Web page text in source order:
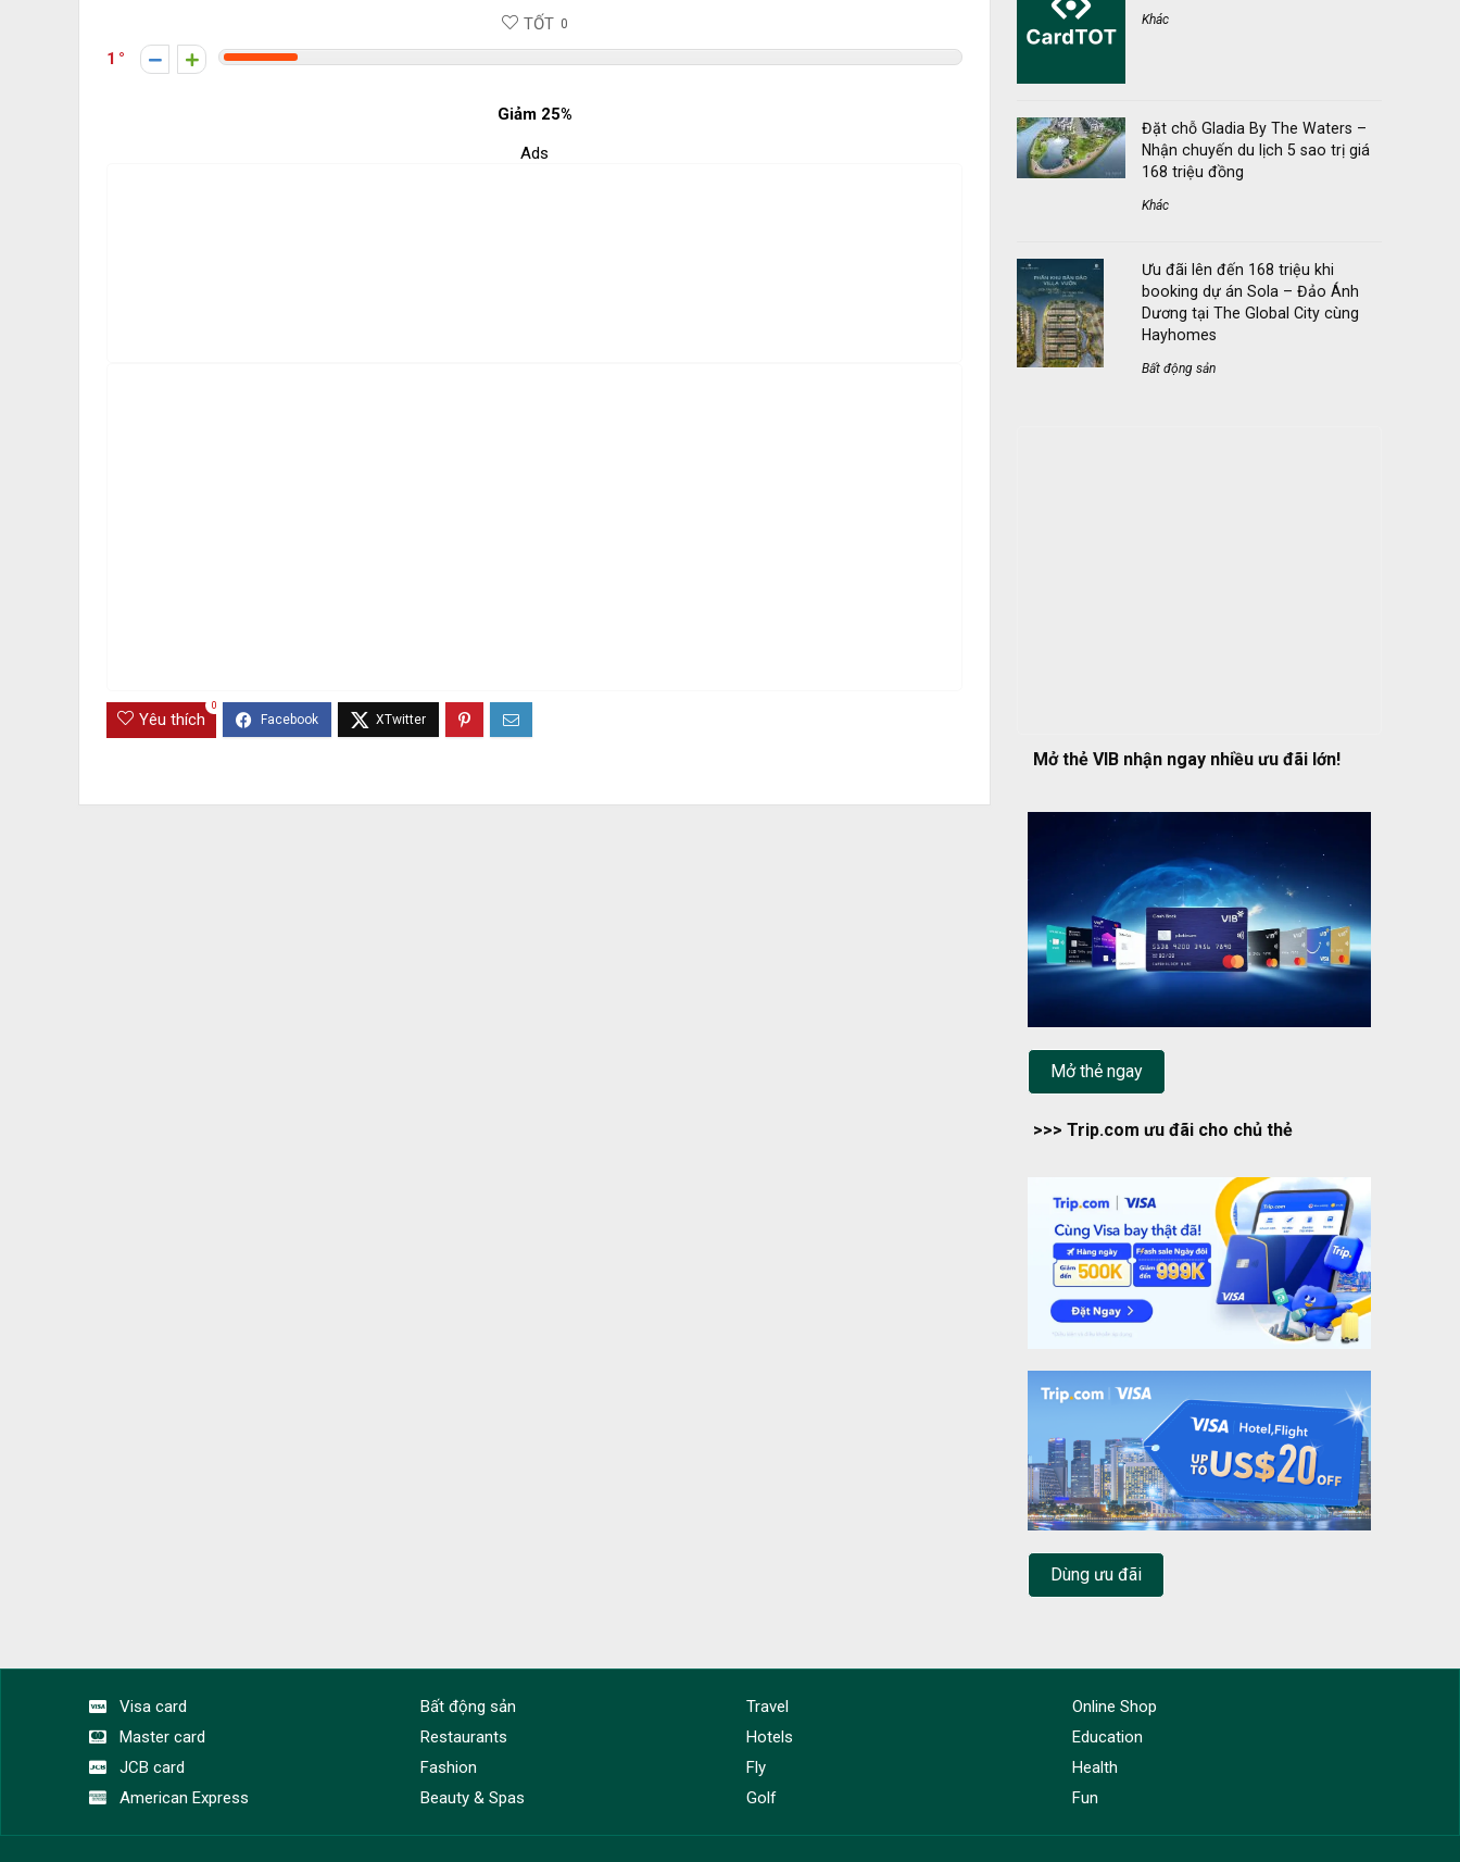
TỐT 0
1
Giảm 25%
Ads
Yêu thích
0
Khác
Đặt chỗ Gladia By The Waters –
Nhận chuyến du lịch 5 sao trị giá
168 triệu đồng
Khác
Ưu đãi lên đến 168 triệu khi
booking dự án Sola – Đảo Ánh
Dương tại The Global City cùng
Hayhomes
Bất động sản
Mở thẻ VIB nhận ngay nhiều ưu đãi lớn!
Mở thẻ ngay
>>> Trip.com ưu đãi cho chủ thẻ
Dùng ưu đãi
Visa card
Master card
JCB card
American Express
Bất động sản
Restaurants
Fashion
Beauty & Spas
Travel
Hotels
Fly
Golf
Online Shop
Education
Health
Fun